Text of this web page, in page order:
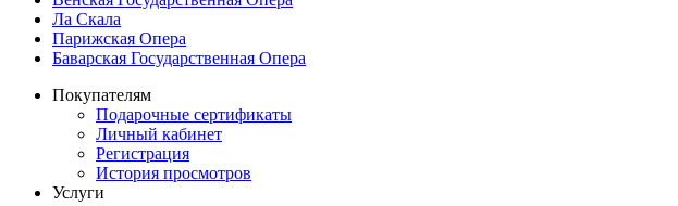
Ла Скала
Парижская Опера
Баварская Государственная Опера
Покупателям
Подарочные сертификаты
Личный кабинет
Регистрация
История просмотров
Услуги